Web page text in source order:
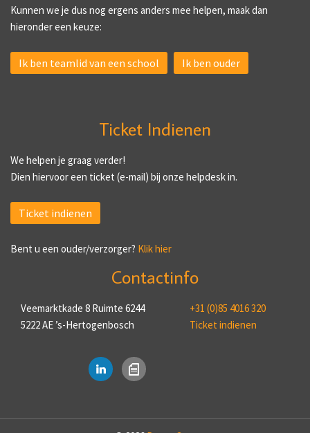
Kunnen we je dus nog ergens anders mee helpen, maak dan
hieronder een keuze:
Ik ben teamlid van een school Ik ben ouder
Ticket Indienen
We helpen je graag verder!
Dien hiervoor een ticket (e-mail) bij onze helpdesk in.
Ticket indienen
Bent u een ouder/verzorger? Klik hier
Contactinfo
Veemarktkade 8 Ruimte 6244
5222 AE ’s-Hertogenbosch
+31 (0)85 4016 320
Ticket indienen